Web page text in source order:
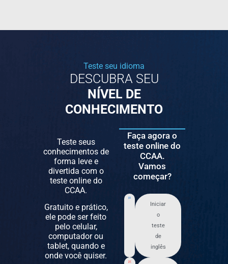
Teste seu idioma
DESCUBRA SEU
NÍVEL DE
CONHECIMENTO
Teste seus
conhecimentos de
forma leve e
divertida com o
teste online do
CCAA.
Gratuito e prático,
ele pode ser feito
pelo celular,
computador ou
tablet, quando e
onde você quiser.
Faça agora o
teste online do
CCAA.
Vamos
começar?
Iniciar
o
teste
de
inglês